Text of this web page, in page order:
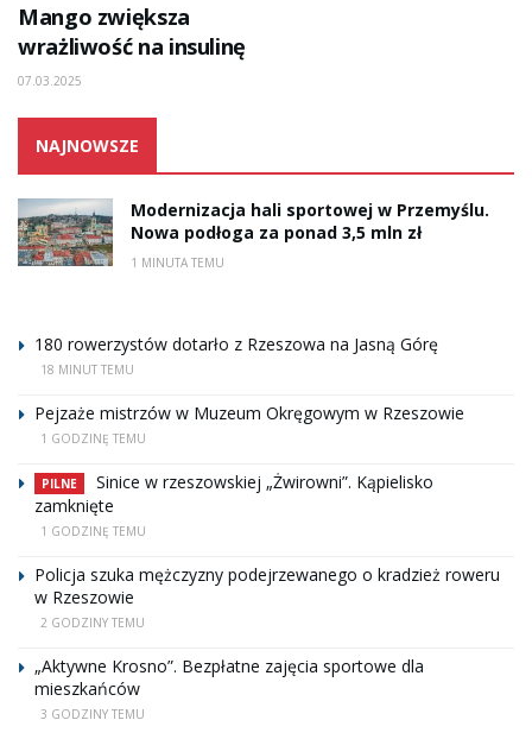
Mango zwiększa
wrażliwość na insulinę
07.03.2025
NAJNOWSZE
Modernizacja hali sportowej w Przemyślu.
Nowa podłoga za ponad 3,5 mln zł
1 MINUTA TEMU
180 rowerzystów dotarło z Rzeszowa na Jasną Górę
18 MINUT TEMU
Pejzaże mistrzów w Muzeum Okręgowym w Rzeszowie
1 GODZINĘ TEMU
PILNE
Sinice w rzeszowskiej „Żwirowni”. Kąpielisko
zamknięte
1 GODZINĘ TEMU
Policja szuka mężczyzny podejrzewanego o kradzież roweru
w Rzeszowie
2 GODZINY TEMU
„Aktywne Krosno”. Bezpłatne zajęcia sportowe dla
mieszkańców
3 GODZINY TEMU